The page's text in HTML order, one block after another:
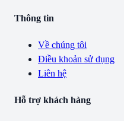
Thông tin
Về chúng tôi
Điều khoản sử dụng
Liên hệ
Hỗ trợ khách hàng